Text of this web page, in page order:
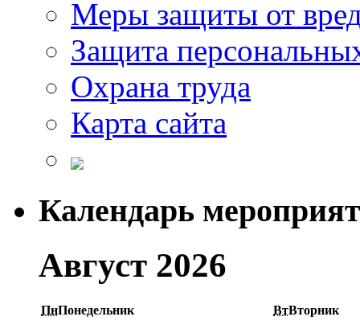
Меры защиты от
Защита
Охрана труда
Карта сайта
Календарь
Август 2026
ПнПонедельник ВтВторник